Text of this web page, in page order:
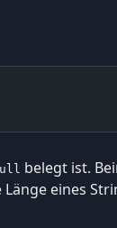
belegt ist.
Länge eines